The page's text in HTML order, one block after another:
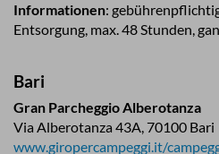
Informationen:
Entsorgung, max. 48 Stunden,
Bari
Gran Parcheggio Alberotanza
Via Alberotanza 43A, 70100 Bari
www.giropercampeggi.it/